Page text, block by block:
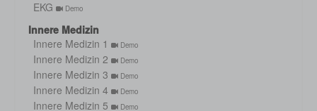
EKG
Demo
Innere Medizin
Innere Medizin 1
Demo
Innere Medizin 2 Demo
Innere Medizin 3 Demo
Innere Medizin 4 Demo
Innere Medizin 5 Demo